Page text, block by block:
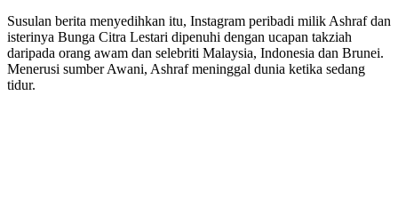
Susulan berita menyedihkan itu, Instagram peribadi milik Ashraf dan
isterinya Bunga Citra Lestari dipenuhi dengan ucapan takziah
daripada orang awam dan selebriti Malaysia, Indonesia dan Brunei.
Menerusi sumber Awani, Ashraf meninggal dunia ketika sedang
tidur.